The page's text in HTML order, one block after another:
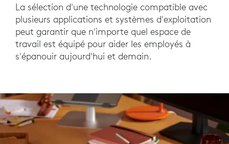
La sélection d'une technologie compatible avec
plusieurs applications et systèmes d'exploitation
peut garantir que n'importe quel espace de
travail est équipé pour aider les employés à
s'épanouir aujourd'hui et demain.